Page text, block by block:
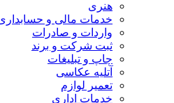
هنری
خدمات مالی و حسابداری
واردات و صادرات
ثبت شرکت و برند
چاپ و تبلیغات
آتلیه عکاسی
تعمیر لوازم
خدمات اداری